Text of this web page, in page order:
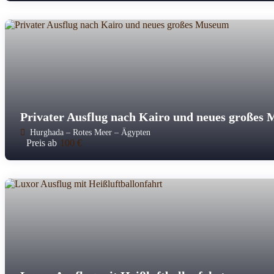
Privater Ausflug nach Kairo und neues großes
Hurghada – Rotes Meer – Ägypten
Preis ab 100 €